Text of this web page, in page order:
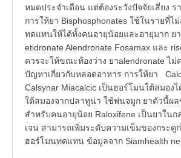
หมดประจำเดือน แต่ต้องระวังปัจจัยเสี่ยง ร
การให้ยา Bisphosphonates ใช้ในรายที่ไ
ทดแทนให้ได้ทั้งคนอายุน้อยและอายุมาก ย
etidronate Alendronate Fosamax และ
ควรจะให้ขณะท้องว่าง ยาalendronate ไม่
ปัญหาเกี่ยวกับหลอดอาหาร การให้ยา
Calsynar Miacalcic เป็นฮอร์โมนใต้สมอง
ใต้สมองจากปลาทูน่า ใช้พ่นจมูก ยาตัวนี้ผล
สำหรับคนอายุน้อย Raloxifene เป็นยาในก
เจน สามารถเพิ่มระดับความเข็มของกระดู
ฮอร์โมนทดแทน ข้อมูลจาก Siamhealth